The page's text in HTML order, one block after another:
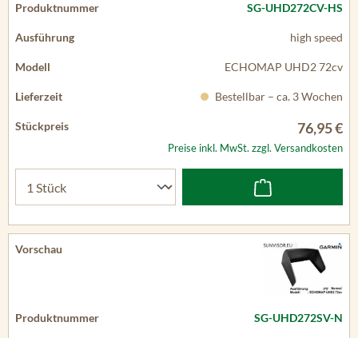
SG-UHD272CV-HS
high speed
ECHOMAP UHD2 72cv
Bestellbar – ca. 3 Wochen
76,95 €
Preise inkl. MwSt. zzgl. Versandkosten
SG-UHD272SV-N